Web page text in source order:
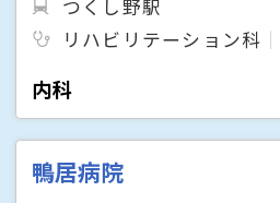
つくし野駅
リハビリテーション科
内科
鴨居病院